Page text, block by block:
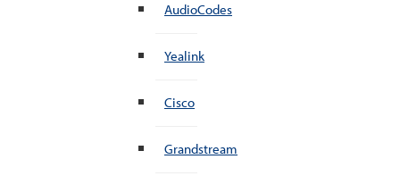
AudioCodes
Yealink
Cisco
Grandstream